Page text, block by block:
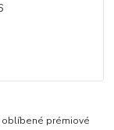
oblíbené prémiové